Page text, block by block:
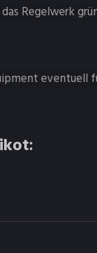
Regelwerk
eventuell